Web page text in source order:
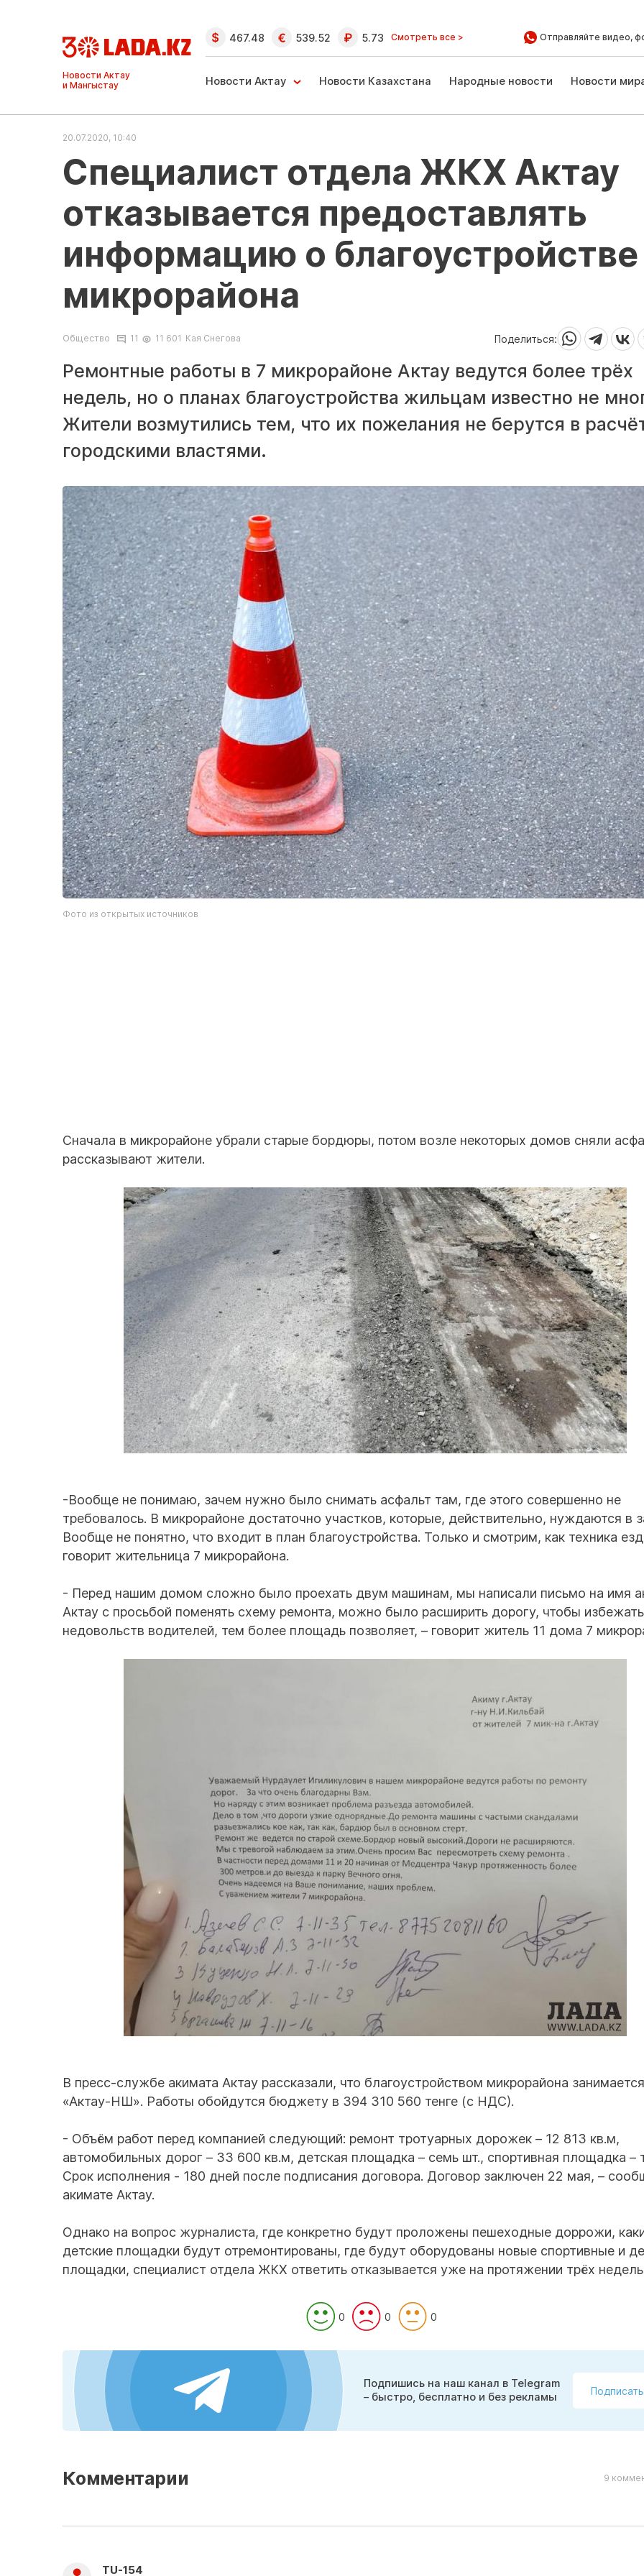
Ақтау және
Манғыстау
жаңалықтары
467.48 539.52 5.73 Смотреть все > Отправляйте видео,
Новости Актау Новости Казахстана Народные новости Новости
20.07.2020, 10:40
Специалист отдела ЖКХ Актау
отказывается предоставлять
информацию о благоустройстве
микрорайона
Общество 11 11 601 Кая Снегова Поделиться:
Ремонтные работы в 7 микрорайоне Актау ведутся более трёх
недель, но о планах благоустройства жильцам известно не
Жители возмутились тем, что их пожелания не берутся в
городскими властями.
Фото из открытых источников
Сначала в микрорайоне убрали старые бордюры, потом возле некоторых домов сняли
рассказывают жители.
-Вообще не понимаю, зачем нужно было снимать асфальт там, где этого совершенно не
требовалось. В микрорайоне достаточно участков, которые, действительно, нуждаются в
Вообще не понятно, что входит в план благоустройства. Только и смотрим, как техника
говорит жительница 7 микрорайона.
- Перед нашим домом сложно было проехать двум машинам, мы написали письмо на имя
Актау с просьбой поменять схему ремонта, можно было расширить дорогу, чтобы избежать
недовольств водителей, тем более площадь позволяет, – говорит житель 11 дома 7
В пресс-службе акимата Актау рассказали, что благоустройством микрорайона
«Актау-НШ». Работы обойдутся бюджету в 394 310 560 тенге (с НДС).
- Объём работ перед компанией следующий: ремонт тротуарных дорожек – 12 813 кв.м,
автомобильных дорог – 33 600 кв.м, детская площадка – семь шт., спортивная площадка –
Срок исполнения - 180 дней после подписания договора. Договор заключен 22 мая, –
акимате Актау.
Однако на вопрос журналиста, где конкретно будут проложены пешеходные доррожи,
детские площадки будут отремонтированы, где будут оборудованы новые спортивные и
площадки, специалист отдела ЖКХ ответить отказывается уже на протяжении трёх
0 0 0
Подпишись на наш канал в Telegram
– быстро, бесплатно и без рекламы
Комментарии 9
TU-154